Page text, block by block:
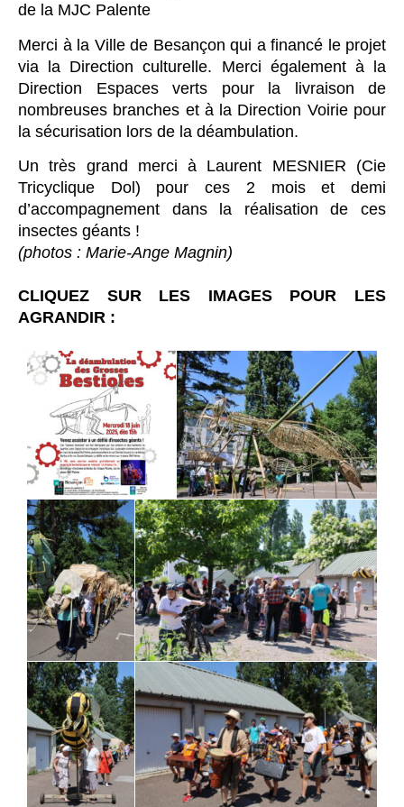
de la MJC Palente
Merci à la Ville de Besançon qui a financé le projet
via la Direction culturelle. Merci également à la
Direction Espaces verts pour la livraison de
nombreuses branches et à la Direction Voirie pour
la sécurisation lors de la déambulation.
Un très grand merci à Laurent MESNIER (Cie
Tricyclique Dol) pour ces 2 mois et demi
d’accompagnement dans la réalisation de ces
insectes géants !
(photos : Marie-Ange Magnin)
CLIQUEZ SUR LES IMAGES POUR LES
AGRANDIR :